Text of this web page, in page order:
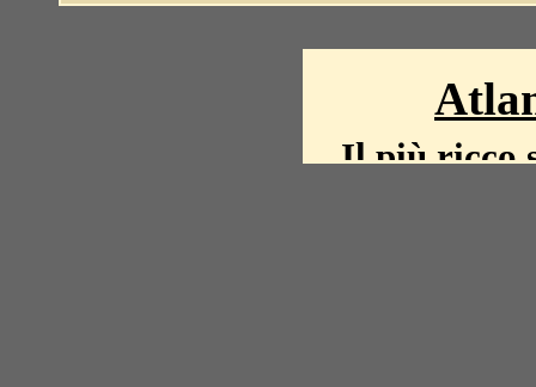
Il più ricco